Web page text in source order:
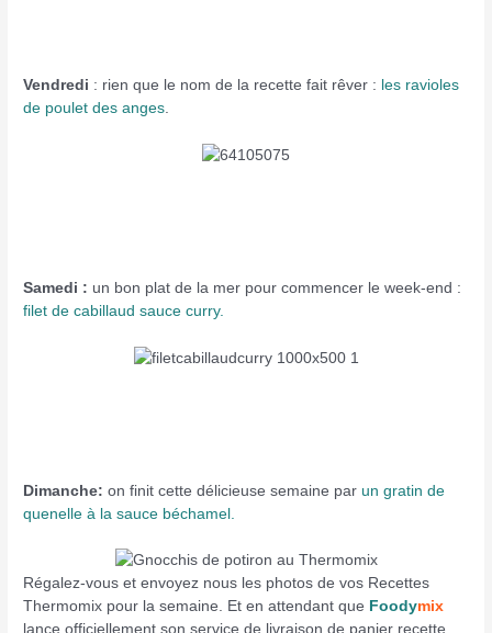
Vendredi : rien que le nom de la recette fait rêver : les ravioles
de poulet des anges
Samedi : un bon plat de la mer pour commencer le week-end :
filet de cabillaud sauce curry.
Dimanche: on finit cette délicieuse semaine par un gratin de
quenelle à la sauce béchamel.
Régalez-vous et envoyez nous les photos de vos Recettes
Thermomix pour la semaine. Et en attendant que Foodymix
lance officiellement son service de livraison de panier recette